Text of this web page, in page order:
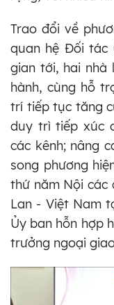
Trao đổi về
quan hệ Đối tác
gian tới, hai nhà
hành, cùng hỗ
trí tiếp tục tăng
duy trì tiếp xúc
các kênh; nâng
song phương
thứ năm Nội các
Lan - Việt Nam
Ủy ban hỗn hợp
trưởng ngoại